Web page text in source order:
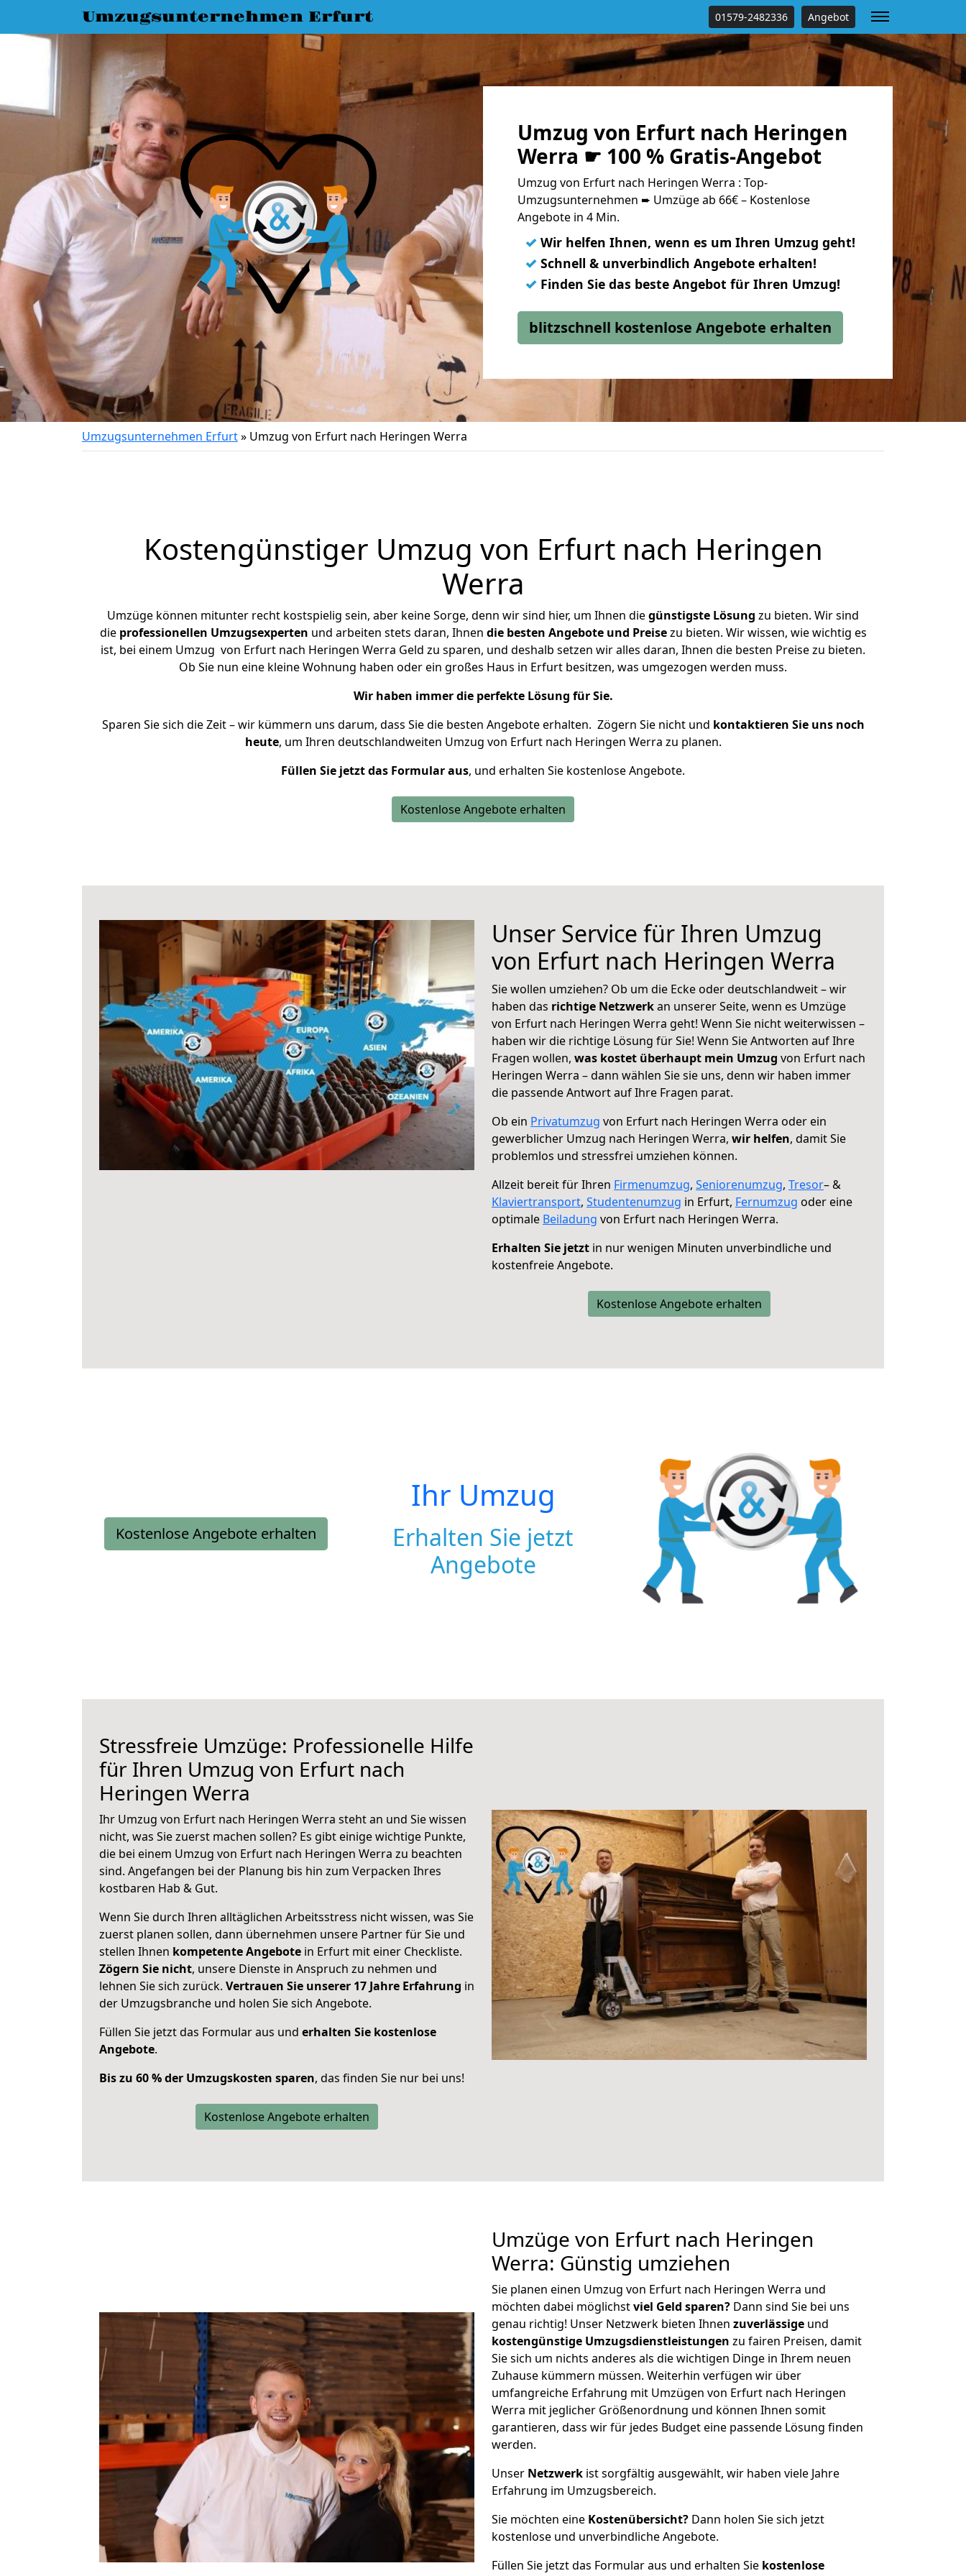
Umzugsunternehmen Erfurt 01579-2482336 Angebot
Umzug von Erfurt nach Heringen
Werra ☛ 100 % Gratis-Angebot
Umzug von Erfurt nach Heringen Werra : Top-
Umzugsunternehmen ➨ Umzüge ab 66€ – Kostenlose
Angebote in 4 Min.
✓ Wir helfen Ihnen, wenn es um Ihren Umzug geht!
✓ Schnell & unverbindlich Angebote erhalten!
✓ Finden Sie das beste Angebot für Ihren Umzug!
blitzschnell kostenlose Angebote erhalten
Umzugsunternehmen Erfurt» Umzug von Erfurt nach Heringen Werra
Kostengünstiger Umzug von Erfurt nach Heringen
Werra
Umzüge können mitunter recht kostspielig sein, aber keine Sorge, denn wir sind hier, um Ihnen diegünstigste Lösung zu bieten. Wir sind
die professionellen Umzugsexperten und arbeiten stets daran, Ihnen die besten Angebote und Preisezu bieten. Wir wissen, wie wichtig es
ist, bei einem Umzug von Erfurt nach Heringen Werra Geld zu sparen, und deshalb setzen wir alles daran, Ihnen die besten Preise zu bieten.
Ob Sie nun eine kleine Wohnung haben oder ein großes Haus in Erfurt besitzen, was umgezogen werden muss.
Wir haben immer die perfekte Lösung für Sie.
Sparen Sie sich die Zeit – wir kümmern uns darum, dass Sie die besten Angebote erhalten. Zögern Sie nicht und kontaktieren Sie uns noch
heute, um Ihren deutschlandweiten Umzug von Erfurt nach Heringen Werra zu planen.
Füllen Sie jetzt das Formular aus, und erhalten Sie kostenlose Angebote.
Kostenlose Angebote erhalten
Unser Service für Ihren Umzug
von Erfurt nach Heringen Werra
Sie wollen umziehen? Ob um die Ecke oder deutschlandweit – wir
haben das richtige Netzwerkan unserer Seite, wenn es Umzüge
von Erfurt nach Heringen Werra geht! Wenn Sie nicht weiterwissen –
haben wir die richtige Lösung für Sie! Wenn Sie Antworten auf Ihre
Fragen wollen, was kostet überhaupt mein Umzug von Erfurt nach
Heringen Werra – dann wählen Sie sie uns, denn wir haben immer
die passende Antwort auf Ihre Fragen parat.
Ob ein Privatumzug von Erfurt nach Heringen Werra oder ein
gewerblicher Umzug nach Heringen Werra, wir helfen, damit Sie
problemlos und stressfrei umziehen können.
Allzeit bereit für Ihren Firmenumzug, Seniorenumzug, Tresor– &
Klaviertransport, Studentenumzug in Erfurt, Fernumzug oder eine
optimale Beiladung von Erfurt nach Heringen Werra.
Erhalten Sie jetzt in nur wenigen Minuten unverbindliche und
kostenfreie Angebote.
Kostenlose Angebote erhalten
Kostenlose Angebote erhalten
Ihr Umzug
Erhalten Sie jetzt
Angebote
Stressfreie Umzüge: Professionelle Hilfe
für Ihren Umzug von Erfurt nach
Heringen Werra
Ihr Umzug von Erfurt nach Heringen Werra steht an und Sie wissen
nicht, was Sie zuerst machen sollen? Es gibt einige wichtige Punkte,
die bei einem Umzug von Erfurt nach Heringen Werra zu beachten
sind. Angefangen bei der Planung bis hin zum Verpacken Ihres
kostbaren Hab & Gut.
Wenn Sie durch Ihren alltäglichen Arbeitsstress nicht wissen, was Sie
zuerst planen sollen, dann übernehmen unsere Partner für Sie und
stellen Ihnen kompetente Angebote in Erfurt mit einer Checkliste.
Zögern Sie nicht, unsere Dienste in Anspruch zu nehmen und
lehnen Sie sich zurück. Vertrauen Sie unserer 17 Jahre Erfahrung in
der Umzugsbranche und holen Sie sich Angebote.
Füllen Sie jetzt das Formular aus und erhalten Sie kostenlose
Angebote.
Bis zu 60 % der Umzugskosten sparen, das finden Sie nur bei uns!
Kostenlose Angebote erhalten
Umzüge von Erfurt nach Heringen
Werra: Günstig umziehen
Sie planen einen Umzug von Erfurt nach Heringen Werra und
möchten dabei möglichstviel Geld sparen? Dann sind Sie bei uns
genau richtig! Unser Netzwerk bieten Ihnen zuverlässige und
kostengünstige Umzugsdienstleistungen zu fairen Preisen, damit
Sie sich um nichts anderes als die wichtigen Dinge in Ihrem neuen
Zuhause kümmern müssen. Weiterhin verfügen wir über
umfangreiche Erfahrung mit Umzügen von Erfurt nach Heringen
Werra mit jeglicher Größenordnung und können Ihnen somit
garantieren, dass wir für jedes Budget eine passende Lösung finden
werden.
Unser Netzwerk ist sorgfältig ausgewählt, wir haben viele Jahre
Erfahrung im Umzugsbereich.
Sie möchten eine Kostenübersicht? Dann holen Sie sich jetzt
kostenlose und unverbindliche Angebote.
Füllen Sie jetzt das Formular aus und erhalten Sie kostenlose